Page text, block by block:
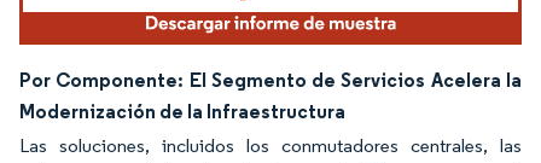
Por Componente: El Segmento de Servicios Acelera la
Modernización de la Infraestructura
Las soluciones, incluidos los conmutadores centrales, las